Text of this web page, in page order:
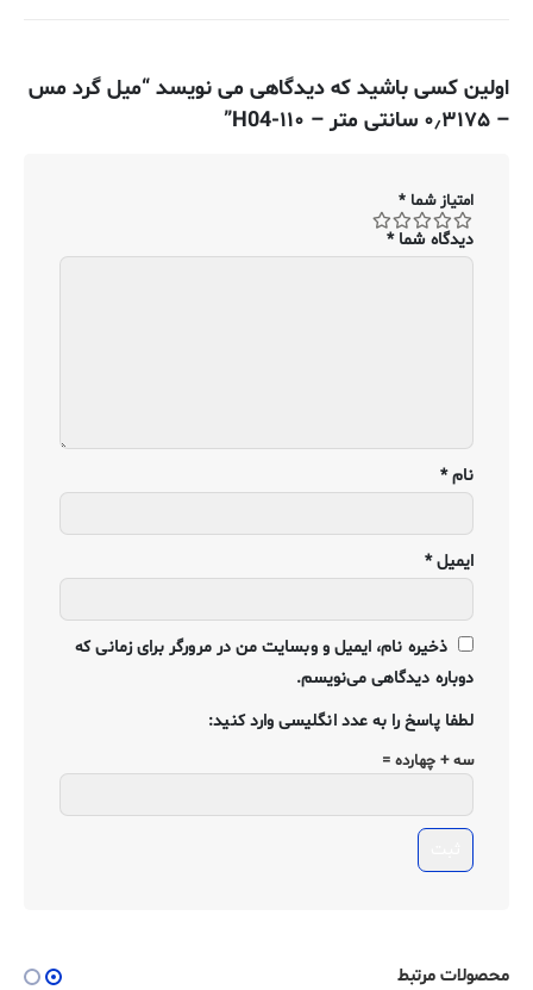
اولین کسی باشید که دیدگاهی می نویسد “میل گرد مس
– ۰٫۳۱۷۵ سانتی متر – ۱۱۰-H04”
امتیاز شما *
دیدگاه شما*
نام*
ایمیل*
ذخیره نام، ایمیل و وبسایت من در مرورگر برای زمانی که
دوباره دیدگاهی می‌نویسم.
لطفا پاسخ را به عدد انگلیسی وارد کنید:
سه + چهارده =
محصولات مرتبط